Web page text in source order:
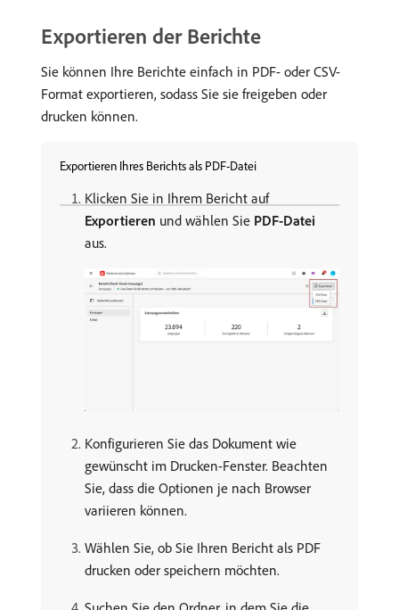
Exportieren der Berichte
Sie können Ihre Berichte einfach in PDF- oder CSV-
Format exportieren, sodass Sie sie freigeben oder
drucken können.
Exportieren Ihres Berichts als PDF-Datei
Klicken Sie in Ihrem Bericht auf
Exportieren und wählen Sie PDF-Datei
aus.
Konfigurieren Sie das Dokument wie
gewünscht im Drucken-Fenster. Beachten
Sie, dass die Optionen je nach Browser
variieren können.
Wählen Sie, ob Sie Ihren Bericht als PDF
drucken oder speichern möchten.